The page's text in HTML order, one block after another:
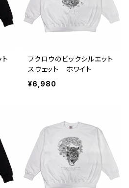
フクロウのビックシルエット
スウェット ホワイト
¥6,980